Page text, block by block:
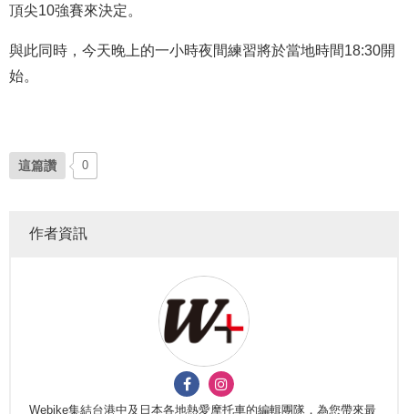
頂尖10強賽來決定。
與此同時，今天晚上的一小時夜間練習將於當地時間18:30開
始。
這篇讚 0
作者資訊
Webike集結台港中及日本各地熱愛摩托車的編輯團隊，為您帶來最